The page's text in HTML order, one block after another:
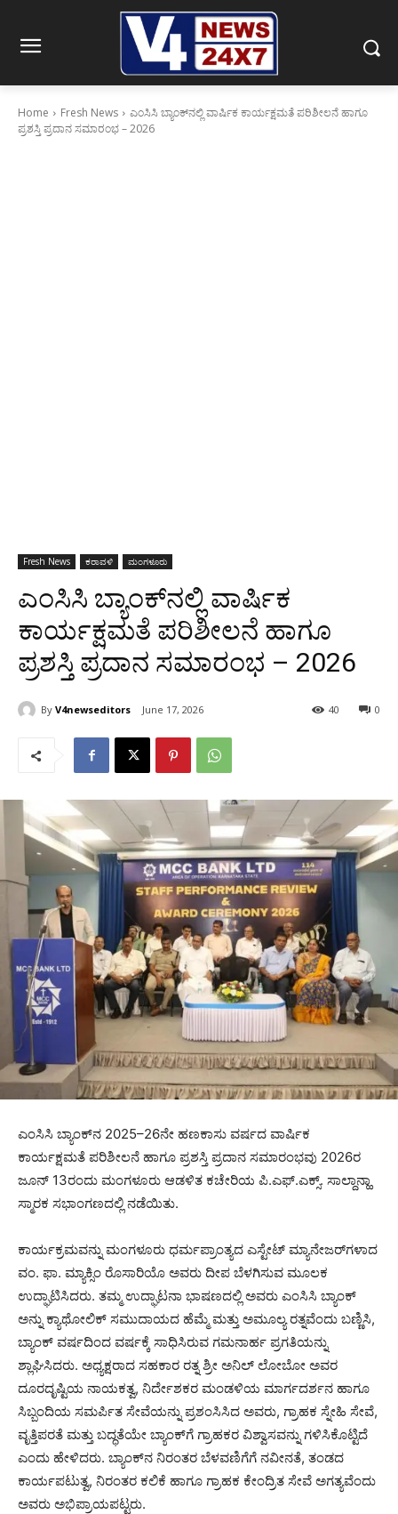
Home Fresh News
ಎಂಸಿಸಿ ಬ್ಯಾಂಕ್‌ನಲ್ಲಿ ವಾರ್ಷಿಕ ಕಾರ್ಯಕ್ಷಮತೆ ಪರಿಶೀಲನೆ ಹಾಗೂ
ಪ್ರಶಸ್ತಿ ಪ್ರದಾನ ಸಮಾರಂಭ – 2026
Fresh News ಕರಾವಳಿ ಮಂಗಳೂರು
ಎಂಸಿಸಿ ಬ್ಯಾಂಕ್‌ನಲ್ಲಿ ವಾರ್ಷಿಕ
ಕಾರ್ಯಕ್ಷಮತೆ ಪರಿಶೀಲನೆ ಹಾಗೂ
ಪ್ರಶಸ್ತಿ ಪ್ರದಾನ ಸಮಾರಂಭ – 2026
By V4newseditors June 17, 2026 0
40
ಎಂಸಿಸಿ ಬ್ಯಾಂಕ್‌ನ 2025–26ನೇ ಹಣಕಾಸು ವರ್ಷದ ವಾರ್ಷಿಕ
ಕಾರ್ಯಕ್ಷಮತೆ ಪರಿಶೀಲನೆ ಹಾಗೂ ಪ್ರಶಸ್ತಿ ಪ್ರದಾನ ಸಮಾರಂಭವು 2026ರ
ಜೂನ್ 13ರಂದು ಮಂಗಳೂರು ಆಡಳಿತ ಕಚೇರಿಯ ಪಿ.ಎಫ್.ಎಕ್ಸ್. ಸಾಲ್ದಾನ್ಹಾ
ಸ್ಮಾರಕ ಸಭಾಂಗಣದಲ್ಲಿ ನಡೆಯಿತು.
ಕಾರ್ಯಕ್ರಮವನ್ನು ಮಂಗಳೂರು ಧರ್ಮಪ್ರಾಂತ್ಯದ ಎಸ್ಟೇಟ್ ಮ್ಯಾನೇಜರ್‌ಗಳಾದ
ವಂ. ಫಾ. ಮ್ಯಾಕ್ಸಿಂ ರೊಸಾರಿಯೊ ಅವರು ದೀಪ ಬೆಳಗಿಸುವ ಮೂಲಕ
ಉದ್ಘಾಟಿಸಿದರು. ತಮ್ಮ ಉದ್ಘಾಟನಾ ಭಾಷಣದಲ್ಲಿ ಅವರು ಎಂಸಿಸಿ ಬ್ಯಾಂಕ್
ಅನ್ನು ಕ್ಯಾಥೋಲಿಕ್ ಸಮುದಾಯದ ಹೆಮ್ಮೆ ಮತ್ತು ಅಮೂಲ್ಯ ರತ್ನವೆಂದು ಬಣ್ಣಿಸಿ,
ಬ್ಯಾಂಕ್ ವರ್ಷದಿಂದ ವರ್ಷಕ್ಕೆ ಸಾಧಿಸಿರುವ ಗಮನಾರ್ಹ ಪ್ರಗತಿಯನ್ನು
ಶ್ಲಾಘಿಸಿದರು. ಅಧ್ಯಕ್ಷರಾದ ಸಹಕಾರ ರತ್ನ ಶ್ರೀ ಅನಿಲ್ ಲೋಬೋ ಅವರ
ದೂರದೃಷ್ಟಿಯ ನಾಯಕತ್ವ, ನಿರ್ದೇಶಕರ ಮಂಡಳಿಯ ಮಾರ್ಗದರ್ಶನ ಹಾಗೂ
ಸಿಬ್ಬಂದಿಯ ಸಮರ್ಪಿತ ಸೇವೆಯನ್ನು ಪ್ರಶಂಸಿಸಿದ ಅವರು, ಗ್ರಾಹಕ ಸ್ನೇಹಿ ಸೇವೆ,
ವೃತ್ತಿಪರತೆ ಮತ್ತು ಬದ್ಧತೆಯೇ ಬ್ಯಾಂಕ್‌ಗೆ ಗ್ರಾಹಕರ ವಿಶ್ವಾಸವನ್ನು ಗಳಿಸಿಕೊಟ್ಟಿದೆ
ಎಂದು ಹೇಳಿದರು. ಬ್ಯಾಂಕ್‌ನ ನಿರಂತರ ಬೆಳವಣಿಗೆಗೆ ನವೀನತೆ, ತಂಡದ
ಕಾರ್ಯಪಟುತ್ವ, ನಿರಂತರ ಕಲಿಕೆ ಹಾಗೂ ಗ್ರಾಹಕ ಕೇಂದ್ರಿತ ಸೇವೆ ಅಗತ್ಯವೆಂದು
ಅವರು ಅಭಿಪ್ರಾಯಪಟ್ಟರು.